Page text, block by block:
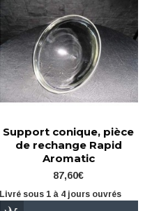
Support conique, pièce
de rechange Rapid
Aromatic
87,60€
Livré sous 1 à 4 jours ouvrés